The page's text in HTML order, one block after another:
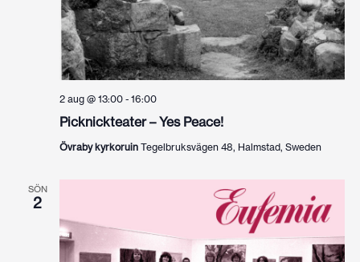
Picknickteater – Yes Peace!
2 aug @ 13:00- 16:00
Övraby kyrkoruin Tegelbruksvägen 48, Halmstad, Sweden
SÖN
2